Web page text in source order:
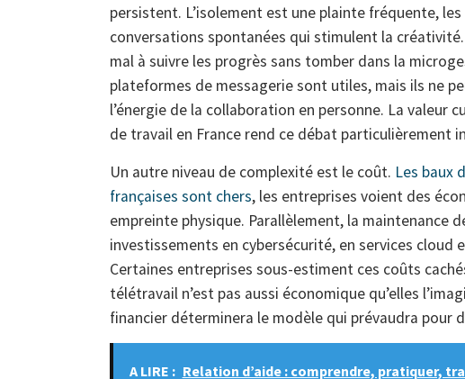
persistent. L’isolement est une plainte fréquente,
conversations spontanées qui stimulent la
mal à suivre les progrès sans tomber dans la
plateformes de messagerie sont utiles, mais ils ne
l’énergie de la collaboration en personne. La valeur
de travail en France rend ce débat particulièrement
Un autre niveau de complexité est le coût. Les baux
françaises sont chers, les entreprises voient des
empreinte physique. Parallèlement, la maintenance
investissements en cybersécurité, en services cloud
Certaines entreprises sous-estiment ces coûts
télétravail n’est pas aussi économique qu’elles
financier déterminera le modèle qui prévaudra pour
A LIRE : Relation d’aide : comprendre, pratiquer,